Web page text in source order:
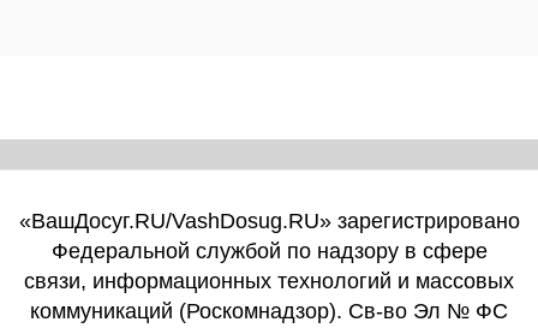
«ВашДосуг.RU/VashDosug.RU» зарегистрировано
Федеральной службой по надзору в сфере
связи, информационных технологий и массовых
коммуникаций (Роскомнадзор). Св-во Эл № ФС